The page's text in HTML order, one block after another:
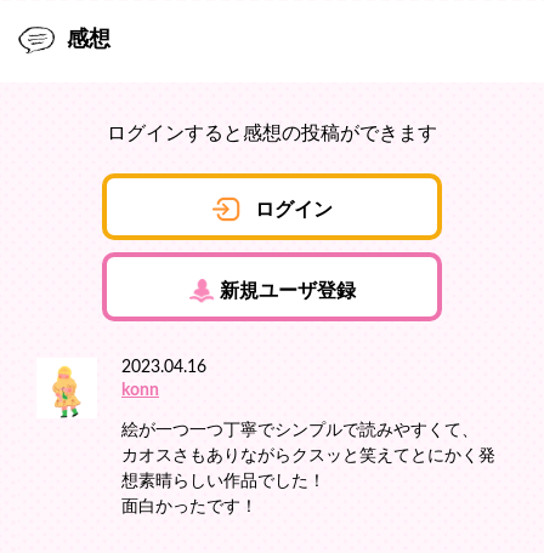
感想
ログインすると感想の投稿ができます
ログイン
新規ユーザ登録
2023.04.16
konn
絵が一つ一つ丁寧でシンプルで読みやすくて、
カオスさもありながらクスッと笑えてとにかく発
想素晴らしい作品でした！
面白かったです！